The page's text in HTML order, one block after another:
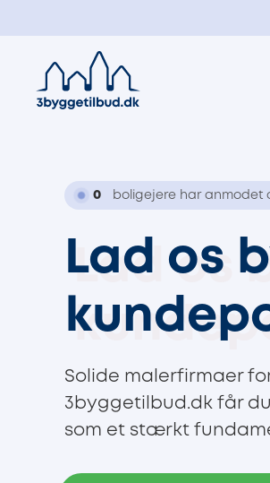
0 boligejere har anmodet
Lad os
Solide malerfirmaer
3byggetilbud.dk får
som et stærkt